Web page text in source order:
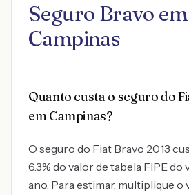
Seguro Bravo em
Campinas
Quanto custa o seguro do
em Campinas?
O seguro do Fiat Bravo 2013
6.3% do valor de tabela FIPE
ano. Para estimar, multiplique o